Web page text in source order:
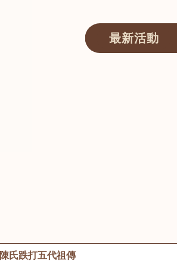
最新活動
陳氏跌打五代祖傳